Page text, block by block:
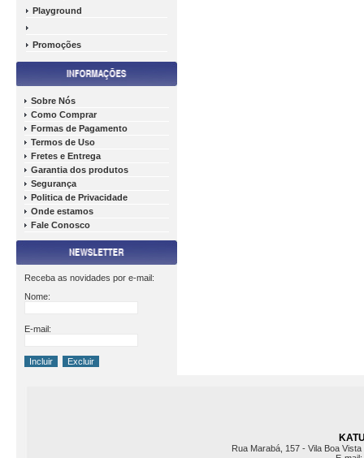
Playground
Promoções
Sobre Nós
Como Comprar
Formas de Pagamento
Termos de Uso
Fretes e Entrega
Garantia dos produtos
Segurança
Politica de Privacidade
Onde estamos
Fale Conosco
Receba as novidades por e-mail:
Nome:
E-mail:
Rua Marabá, 157 - Vila Boa